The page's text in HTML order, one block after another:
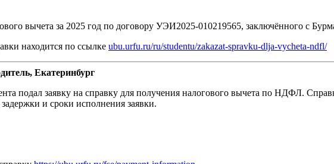
вычета за 2025 год по договору УЭИ2025-010219565, заключённого с
находится по ссылке ubu.urfu.ru/ru/studentu/zakazat-spravku-dlja-vycheta-ndfl/
Екатеринбург
подал заявку на справку для получения налогового вычета по НДФЛ.
и сроки исполнения заявки.